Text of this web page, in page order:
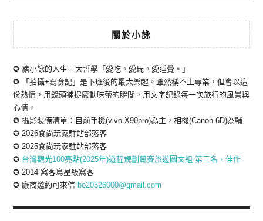
關於小詠
✪ 豬小詠的人生三大哲學「愛吃。愛玩。愛睡覺。」
✪ 「拍攝+寫食記」是下班後的最大樂趣。雖然稱不上專業，但會以這
份熱情，用鏡頭捕捉感動味蕾的瞬間，用文字記錄每一次旅行的風景與
心情。
✪ 攝影裝備清單：目前手機(vivo X90pro)為主，相機(Canon 6D)為輔
✪ 2026食尚玩家駐站部落客
✪ 2025食尚玩家駐站部落客
✪ 台灣觀光100亮點(2025年)遊程規劃競賽旅遊圖文組 第三名、佳作
✪ 2014 窩客島星級窩客
✪ 廠商邀約可來信 bo20326000@gmail.com